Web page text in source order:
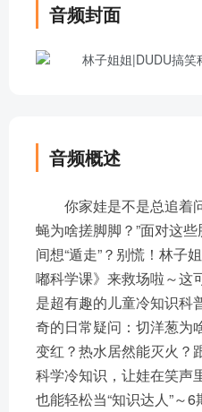
音频封面
音频概述
你家娃是不是总追着
蝇为啥搓脚脚？”面对这
间想“遁走”？别慌！林子
嘟科学课》来救场啦～这
是超有趣的儿童冷知识科
奇的日常疑问：切洋葱为
变红？热水居然能灭火？
科学冷知识，让娃在笑声
也能轻松当“知识达人”～